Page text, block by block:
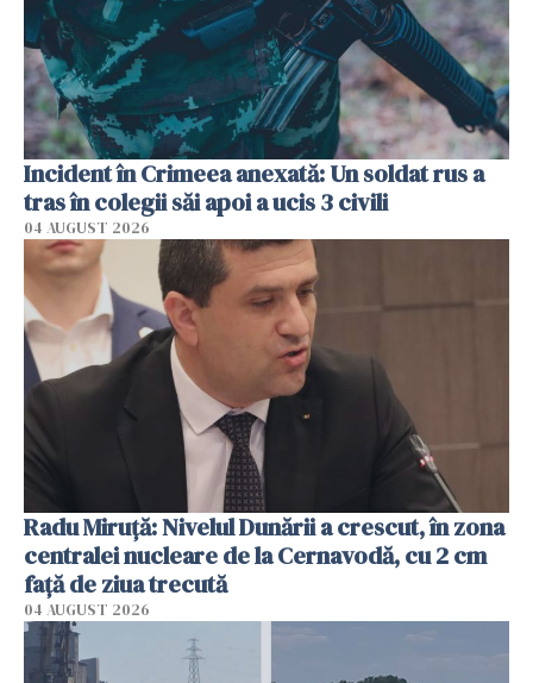
Incident în Crimeea anexată: Un soldat rus a
tras în colegii săi apoi a ucis 3 civili
04 AUGUST 2026
Radu Miruţă: Nivelul Dunării a crescut, în zona
centralei nucleare de la Cernavodă, cu 2 cm
faţă de ziua trecută
04 AUGUST 2026